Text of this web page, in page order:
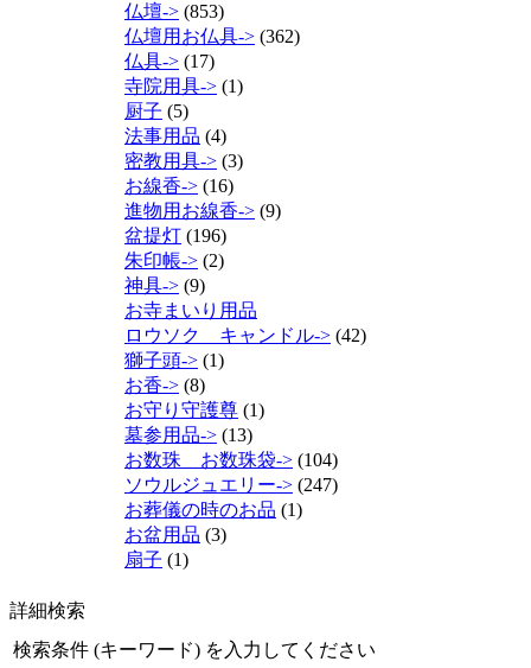
仏壇-> (853)
仏壇用お仏具-> (362)
仏具-> (17)
寺院用具-> (1)
厨子 (5)
法事用品 (4)
密教用具-> (3)
お線香-> (16)
進物用お線香-> (9)
盆提灯 (196)
朱印帳-> (2)
神具-> (9)
お寺まいり用品
ロウソク キャンドル-> (42)
獅子頭-> (1)
お香-> (8)
お守り守護尊 (1)
墓参用品-> (13)
お数珠 お数珠袋-> (104)
ソウルジュエリー-> (247)
お葬儀の時のお品 (1)
お盆用品 (3)
扇子 (1)
詳細検索
検索条件 (キーワード) を入力してください